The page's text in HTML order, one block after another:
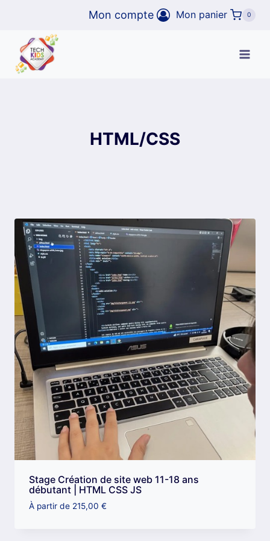
contenu
Mon compte Mon panier 0
HTML/CSS
Stage Création de site web 11-18 ans
débutant | HTML CSS JS
À partir de 215,00 €